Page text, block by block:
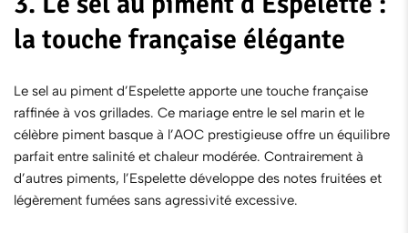
la touche française élégante
Le sel au piment d’Espelette apporte une touche française
raffinée à vos grillades. Ce mariage entre le sel marin et le
célèbre piment basque à l’AOC prestigieuse offre un équilibre
parfait entre salinité et chaleur modérée. Contrairement à
d’autres piments, l’Espelette développe des notes fruitées et
légèrement fumées sans agressivité excessive.